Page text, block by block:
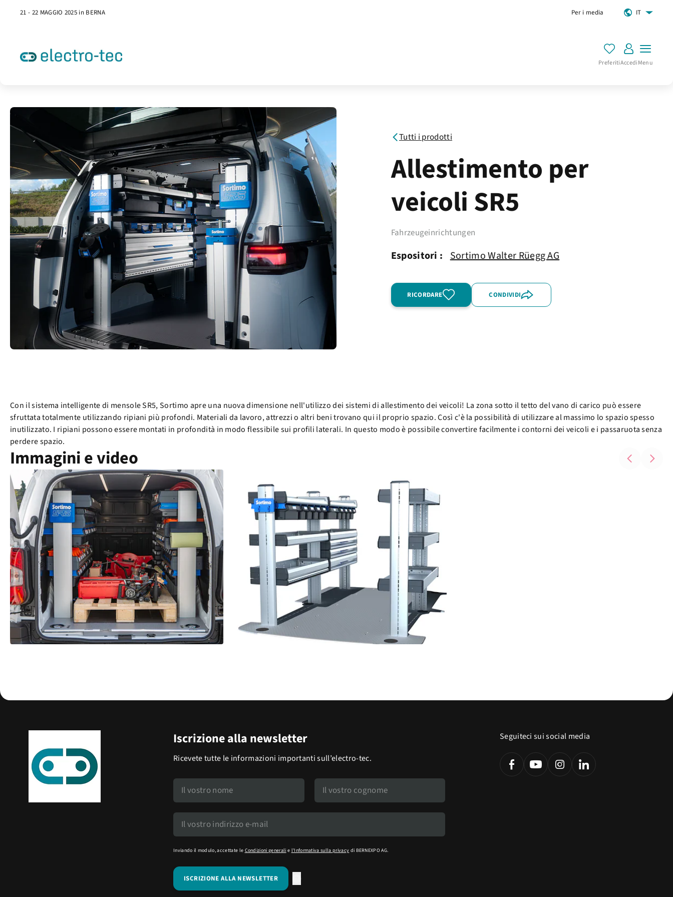
21 - 22 MAGGIO 2025 in BERNA Per i media IT
PreferitiAccediMenu
Tutti i prodotti
Allestimento per
veicoli SR5
Fahrzeugeinrichtungen
Espositori : Sortimo Walter Rüegg AG
RICORDARE CONDIVIDI
Con il sistema intelligente di mensole SR5, Sortimo apre una nuova dimensione nell'utilizzo dei sistemi di allestimento dei veicoli! La zona sotto il tetto del vano di carico può essere
sfruttata totalmente utilizzando ripiani più profondi. Materiali da lavoro, attrezzi o altri beni trovano qui il proprio spazio. Così c'è la possibilità di utilizzare al massimo lo spazio spesso
inutilizzato. I ripiani possono essere montati in profondità in modo flessibile sui profili laterali. In questo modo è possibile convertire facilmente i contorni dei veicoli e i passaruota senza
perdere spazio.
Immagini e video
Iscrizione alla newsletter
Ricevete tutte le informazioni importanti sull’electro-tec.
Inviando il modulo, accettate le Condizioni generali e l'Informativa sulla privacy di BERNEXPO AG.
Seguiteci sui social media